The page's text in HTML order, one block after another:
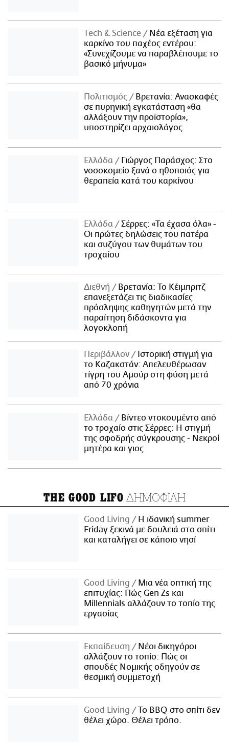
Τech & Science
Νέα εξέταση για
καρκίνο του παχέος εντέρου:
«Συνεχίζουμε να παραβλέπουμε το
βασικό μήνυμα»
Πολιτισμός
Βρετανία: Ανασκαφές
σε πυρηνική εγκατάσταση «θα
αλλάξουν την προϊστορία»,
υποστηρίζει αρχαιολόγος
Ελλάδα
Γιώργος Παράσχος: Στο
νοσοκομείο ξανά ο ηθοποιός για
θεραπεία κατά του καρκίνου
Ελλάδα
Σέρρες: «Τα έχασα όλα» -
Οι πρώτες δηλώσεις του πατέρα
και συζύγου των θυμάτων του
τροχαίου
Διεθνή
Βρετανία: Το Κέιμπριτζ
επανεξετάζει τις διαδικασίες
πρόσληψης καθηγητών μετά την
παραίτηση διδάσκοντα για
λογοκλοπή
Περιβάλλον
Ιστορική στιγμή για
το Καζακστάν: Απελευθέρωσαν
τίγρη του Αμούρ στη φύση μετά
από 70 χρόνια
Ελλάδα
Βίντεο ντοκουμέντο από
το τροχαίο στις Σέρρες: Η στιγμή
της σφοδρής σύγκρουσης - Νεκροί
μητέρα και γιος
THE GOOD LIFO ΔΗΜΟΦΙΛΗ
Good Living
Η ιδανική summer
Friday ξεκινά με δουλειά στο σπίτι
και καταλήγει σε κάποιο νησί
Good Living
Μια νέα οπτική της
επιτυχίας: Πώς Gen Zs και
Millennials αλλάζουν το τοπίο της
εργασίας
Εκπαίδευση
Νέοι δικηγόροι
αλλάζουν το τοπίο: Πώς οι
σπουδές Νομικής οδηγούν σε
θεσμική συμμετοχή
Good Living
Το BBQ στο σπίτι δεν
θέλει χώρο. Θέλει τρόπο.